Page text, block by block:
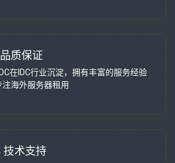
质保证
在IDC行业沉淀，拥有丰富的服务经验
注海外服务器租用
技术支持